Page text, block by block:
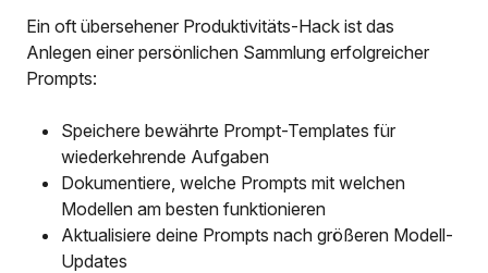
Ein oft übersehener Produktivitäts-Hack ist das
Anlegen einer persönlichen Sammlung erfolgreicher
Prompts:
Speichere bewährte Prompt-Templates für
wiederkehrende Aufgaben
Dokumentiere, welche Prompts mit welchen
Modellen am besten funktionieren
Aktualisiere deine Prompts nach größeren Modell-
Updates